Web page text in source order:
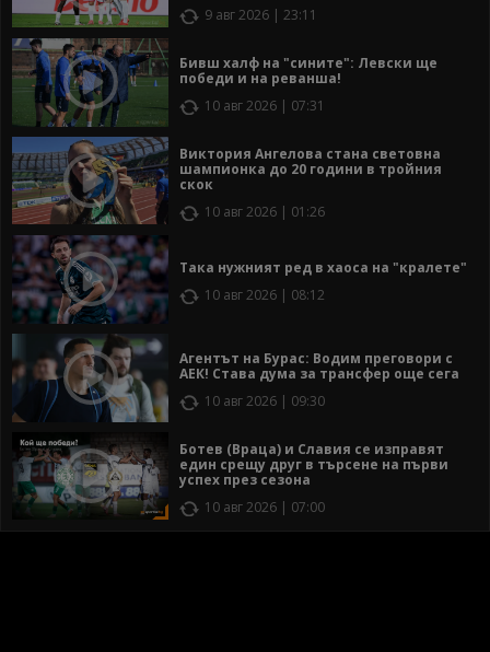
9 авг 2026 | 23:11
Бивш халф на "сините": Левски ще
победи и на реванша!
10 авг 2026 | 07:31
Виктория Ангелова стана световна
шампионка до 20 години в тройния
скок
10 авг 2026 | 01:26
Така нужният ред в хаоса на "кралете"
10 авг 2026 | 08:12
Агентът на Бурас: Водим преговори с
АЕК! Става дума за трансфер още сега
10 авг 2026 | 09:30
Ботев (Враца) и Славия се изправят
един срещу друг в търсене на първи
успех през сезона
10 авг 2026 | 07:00